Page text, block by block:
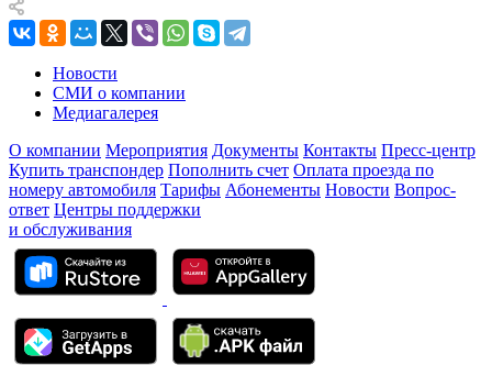
Новости
СМИ о компании
Медиагалерея
О компании Мероприятия Документы Контакты Пресс-центр
Купить транспондер Пополнить счет Оплата проезда по
номеру автомобиля Тарифы Абонементы Новости Вопрос-
ответ Центры поддержки
и обслуживания